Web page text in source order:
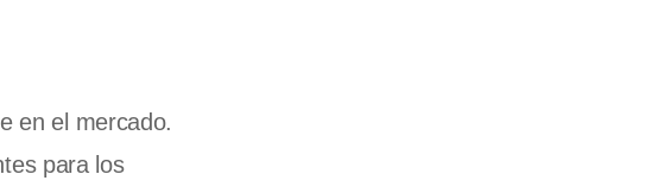
en el mercado.
para los